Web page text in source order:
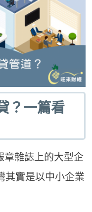
？一篇看
章雜誌上的大型企
其實是以中小企業